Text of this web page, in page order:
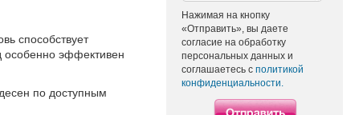
Нажимая на кнопку
«Отправить», вы даете
согласие на обработку
персональных данных и
соглашаетесь с политикой
конфиденциальности.
способствует
особенно эффективен
по доступным